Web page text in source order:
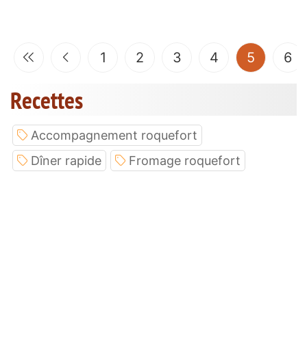
1 2 3 4 5 6
Recettes
Accompagnement roquefort
Dîner rapide
Fromage roquefort